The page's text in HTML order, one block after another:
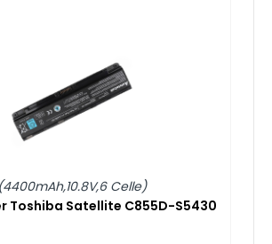
(4400mAh,10.8V,6 Celle)
Toshiba Satellite C855D-S5430